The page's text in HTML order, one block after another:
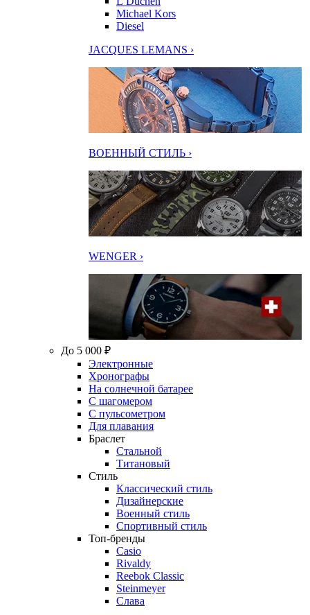
Michael Kors
Diesel
JACQUES LEMANS ›
ВОЕННЫЙ СТИЛЬ ›
WENGER ›
До 5 000 ₽
Электронные
Хронографы
На солнечной батарее
С шагомером
С пульсометром
Для плавания
Браслет
Стальной
Титановый
Стиль
Классический стиль
Дизайнерские
Военный стиль
Спортивный стиль
Топ-бренды
Casio
Rivaldy
Reebok Classic
Steinmeyer
Слава